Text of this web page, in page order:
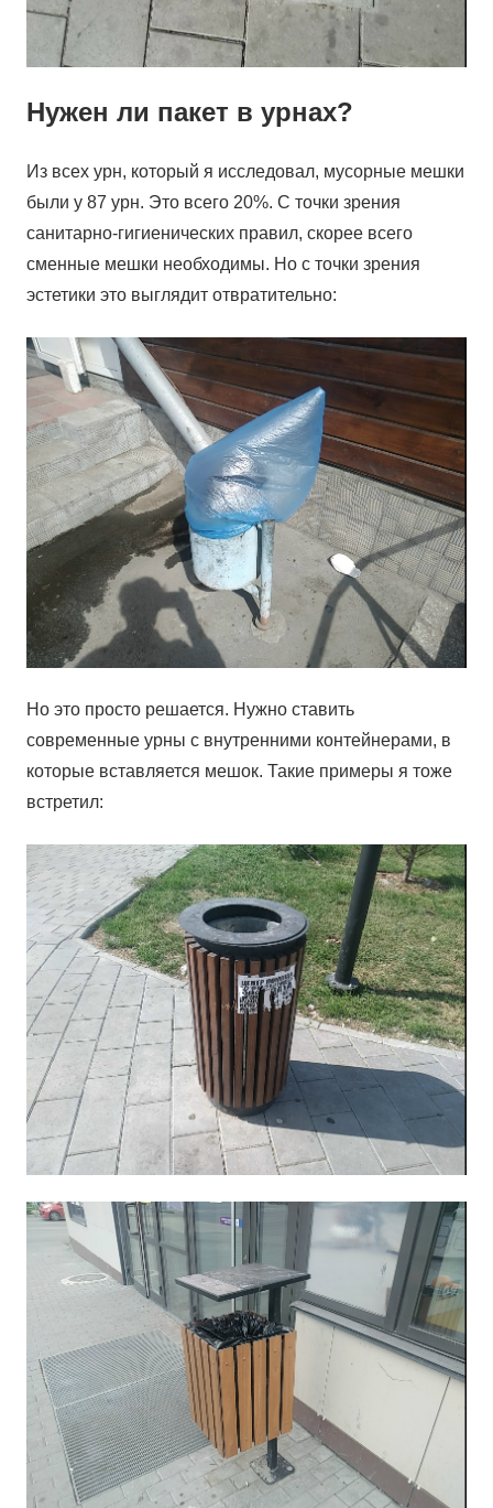
Нужен ли пакет в урнах?
Из всех урн, который я исследовал, мусорные мешки
были у 87 урн. Это всего 20%. С точки зрения
санитарно-гигиенических правил, скорее всего
сменные мешки необходимы. Но с точки зрения
эстетики это выглядит отвратительно:
Но это просто решается. Нужно ставить
современные урны с внутренними контейнерами, в
которые вставляется мешок. Такие примеры я тоже
встретил: